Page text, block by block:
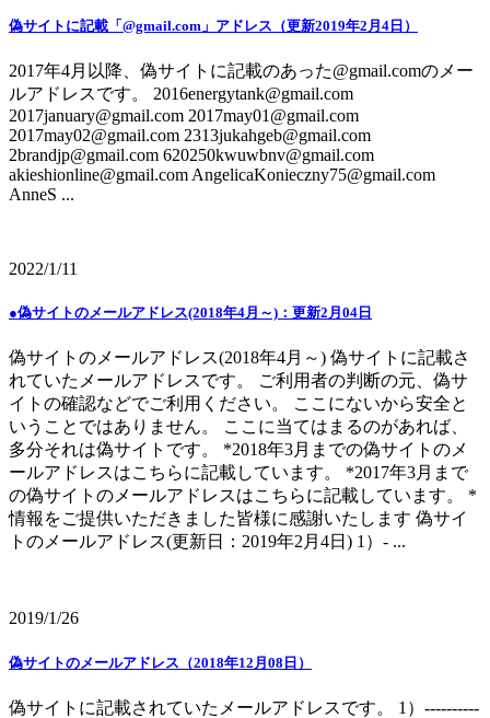
偽サイトに記載「@gmail.com」アドレス（更新2019年2月4日）
2017年4月以降、偽サイトに記載のあった@gmail.comのメー
ルアドレスです。 2016energytank@gmail.com
2017january@gmail.com 2017may01@gmail.com
2017may02@gmail.com 2313jukahgeb@gmail.com
2brandjp@gmail.com 620250kwuwbnv@gmail.com
akieshionline@gmail.com AngelicaKonieczny75@gmail.com
AnneS ...
2022/1/11
●偽サイトのメールアドレス(2018年4月～)：更新2月04日
偽サイトのメールアドレス(2018年4月～) 偽サイトに記載さ
れていたメールアドレスです。 ご利用者の判断の元、偽サ
イトの確認などでご利用ください。 ここにないから安全と
いうことではありません。 ここに当てはまるのがあれば、
多分それは偽サイトです。 *2018年3月までの偽サイトのメ
ールアドレスはこちらに記載しています。 *2017年3月まで
の偽サイトのメールアドレスはこちらに記載しています。 *
情報をご提供いただきました皆様に感謝いたします 偽サイ
トのメールアドレス(更新日：2019年2月4日) 1）- ...
2019/1/26
偽サイトのメールアドレス（2018年12月08日）
偽サイトに記載されていたメールアドレスです。 1）----------